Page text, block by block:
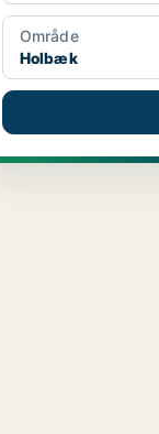
Område
Holbæk